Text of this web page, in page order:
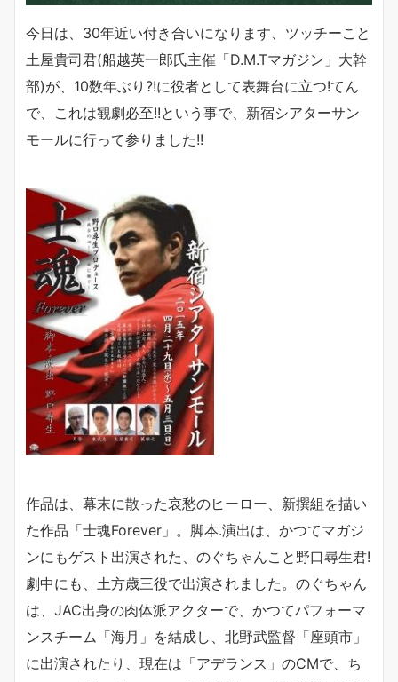
今日は、30年近い付き合いになります、ツッチーこと
土屋貴司君(船越英一郎氏主催「D.M.Tマガジン」大幹
部)が、10数年ぶり?!に役者として表舞台に立つ!てん
で、これは観劇必至!!という事で、新宿シアターサン
モールに行って参りました!!
作品は、幕末に散った哀愁のヒーロー、新撰組を描い
た作品「士魂Forever」。脚本.演出は、かつてマガジ
ンにもゲスト出演された、のぐちゃんこと野口尋生君!
劇中にも、土方歳三役で出演されました。のぐちゃん
は、JAC出身の肉体派アクターで、かつてパフォーマ
ンスチーム「海月」を結成し、北野武監督「座頭市」
に出演されたり、現在は「アデランス」のCMで、ち